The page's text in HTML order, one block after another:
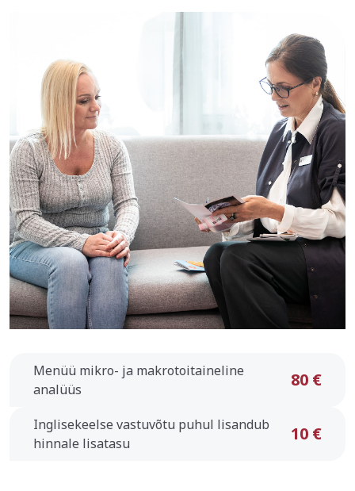
Menüü mikro- ja makrotoitaineline
analüüs
80 €
Inglisekeelse vastuvõtu puhul lisandub
hinnale lisatasu
10 €